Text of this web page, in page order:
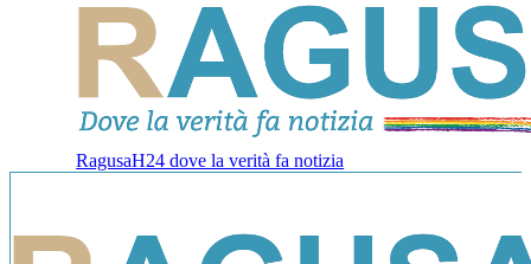
RagusaH24 dove la verità fa notizia